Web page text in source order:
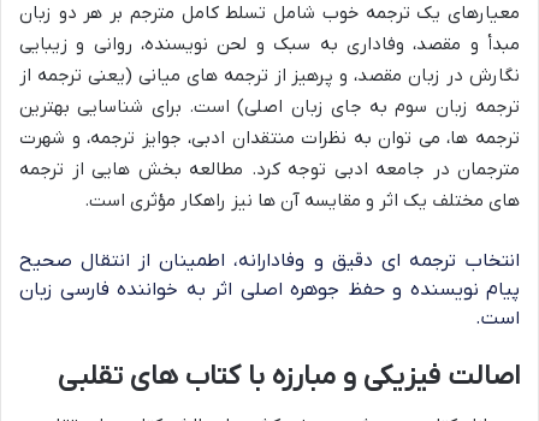
معیارهای یک ترجمه خوب شامل تسلط کامل مترجم بر هر دو زبان
مبدأ و مقصد، وفاداری به سبک و لحن نویسنده، روانی و زیبایی
نگارش در زبان مقصد، و پرهیز از ترجمه های میانی (یعنی ترجمه از
ترجمه زبان سوم به جای زبان اصلی) است. برای شناسایی بهترین
ترجمه ها، می توان به نظرات منتقدان ادبی، جوایز ترجمه، و شهرت
مترجمان در جامعه ادبی توجه کرد. مطالعه بخش هایی از ترجمه
های مختلف یک اثر و مقایسه آن ها نیز راهکار مؤثری است.
انتخاب ترجمه ای دقیق و وفادارانه، اطمینان از انتقال صحیح
پیام نویسنده و حفظ جوهره اصلی اثر به خواننده فارسی زبان
است.
اصالت فیزیکی و مبارزه با کتاب های تقلبی